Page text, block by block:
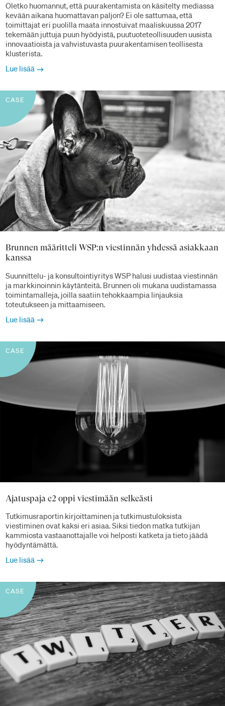
Oletko huomannut, että puurakentamista on käsitelty mediassa
kevään aikana huomattavan paljon? Ei ole sattumaa, että
toimittajat eri puolilla maata innostuivat maaliskuussa 2017
tekemään juttuja puun hyödyistä, puutuoteteollisuuden uusista
innovaatioista ja vahvistuvasta puurakentamisen teollisesta
klusterista.
Lue lisää
Brunnen määritteli WSP:n viestinnän yhdessä asiakkaan
kanssa
Suunnittelu- ja konsultointiyritys WSP halusi uudistaa viestinnän
ja markkinoinnin käytänteitä. Brunnen oli mukana uudistamassa
toimintamalleja, joilla saatiin tehokkaampia linjauksia
toteutukseen ja mittaamiseen.
Lue lisää
CASE
Ajatuspaja e2 oppi viestimään selkeästi
Tutkimusraportin kirjoittaminen ja tutkimustuloksista
viestiminen ovat kaksi eri asiaa. Siksi tiedon matka tutkijan
kammiosta vastaanottajalle voi helposti katketa ja tieto jäädä
hyödyntämättä.
Lue lisää
CASE
CASE